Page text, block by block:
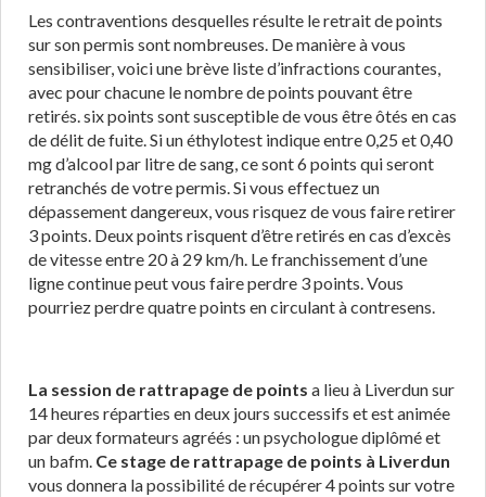
Les contraventions desquelles résulte le retrait de points
sur son permis sont nombreuses. De manière à vous
sensibiliser, voici une brève liste d’infractions courantes,
avec pour chacune le nombre de points pouvant être
retirés. six points sont susceptible de vous être ôtés en cas
de délit de fuite. Si un éthylotest indique entre 0,25 et 0,40
mg d’alcool par litre de sang, ce sont 6 points qui seront
retranchés de votre permis. Si vous effectuez un
dépassement dangereux, vous risquez de vous faire retirer
3 points. Deux points risquent d’être retirés en cas d’excès
de vitesse entre 20 à 29 km/h. Le franchissement d’une
ligne continue peut vous faire perdre 3 points. Vous
pourriez perdre quatre points en circulant à contresens.
La session de rattrapage de points a lieu à Liverdun sur
14 heures réparties en deux jours successifs et est animée
par deux formateurs agréés : un psychologue diplômé et
un bafm. Ce stage de rattrapage de points à Liverdun
vous donnera la possibilité de récupérer 4 points sur votre